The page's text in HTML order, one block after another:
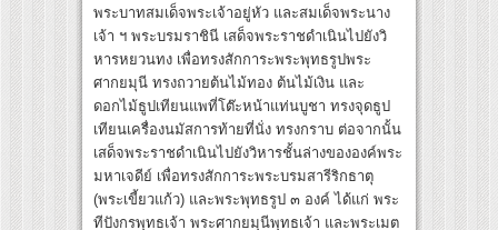
พระบาทสมเด็จพระเจ้าอยู่หัว และสมเด็จพระนาง
เจ้า ฯ พระบรมราชินี เสด็จพระราชดำเนินไปยังวิ
หารหยวนทง เพื่อทรงสักการะพระพุทธรูปพระ
ศากยมุนี ทรงถวายต้นไม้ทอง ต้นไม้เงิน และ
ดอกไม้ธูปเทียนแพที่โต๊ะหน้าแท่นบูชา ทรงจุดธูป
เทียนเครื่องนมัสการท้ายที่นั่ง ทรงกราบ ต่อจากนั้น
เสด็จพระราชดำเนินไปยังวิหารชั้นล่างขององค์พระ
มหาเจดีย์ เพื่อทรงสักการะพระบรมสารีริกธาตุ
(พระเขี้ยวแก้ว) และพระพุทธรูป ๓ องค์ ได้แก่ พระ
ทีปังกรพุทธเจ้า พระศากยมุนีพุทธเจ้า และพระเมต